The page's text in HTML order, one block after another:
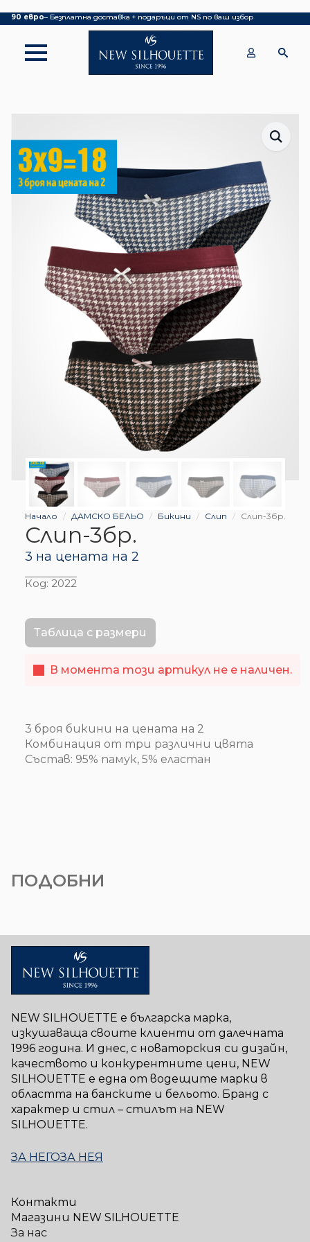
90 евро– Безплатна доставка + подаръци от NS по ваш избор
Начало ДАМСКО БЕЛЬО Бикини Слип Слип-3бр.
Слип-3бр.
3 на цената на 2
Код: 2022
Таблица с размери
В момента този артикул не е наличен.
3 броя бикини на цената на 2
Комбинация от три различни цвята
Състав: 95% памук, 5% еластан
ПОДОБНИ
NEW SILHOUETTE е българска марка,
изкушаваща своите клиенти от далечната
1996 година. И днес, с новаторския си дизайн,
качеството и конкурентните цени, NEW
SILHOUETTE е една от водещите марки в
областта на банските и бельото. Бранд с
характер и стил – стилът на NEW
SILHOUETTE.
ЗА НЕГОЗА НЕЯ
Контакти
Магазини NEW SILHOUETTE
За нас